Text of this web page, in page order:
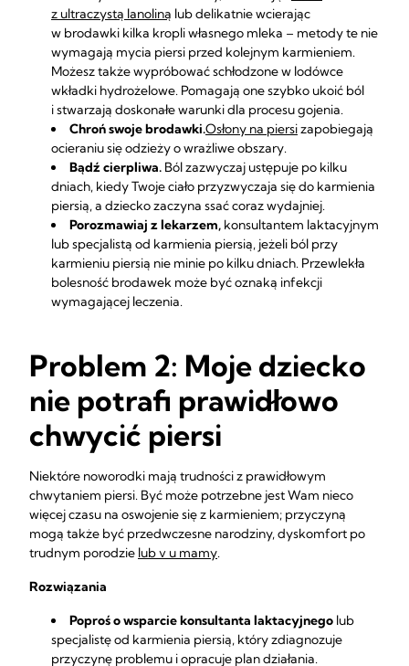
z ultraczystą lanoliną lub delikatnie wcierając
w brodawki kilka kropli własnego mleka – metody te nie
wymagają mycia piersi przed kolejnym karmieniem.
Możesz także wypróbować schłodzone w lodówce
wkładki hydrożelowe. Pomagają one szybko ukoić ból
i stwarzają doskonałe warunki dla procesu gojenia.
Chroń swoje brodawki.Osłony na piersizapobiegają
ocieraniu się odzieży o wrażliwe obszary.
Bądź cierpliwa. Ból zazwyczaj ustępuje po kilku
dniach, kiedy Twoje ciało przyzwyczaja się do karmienia
piersią, a dziecko zaczyna ssać coraz wydajniej.
Porozmawiaj z lekarzem, konsultantem laktacyjnym
lub specjalistą od karmienia piersią, jeżeli ból przy
karmieniu piersią nie minie po kilku dniach. Przewlekła
bolesność brodawek może być oznaką infekcji
wymagającej leczenia.
Problem 2: Moje dziecko
nie potrafi prawidłowo
chwycić piersi
Niektóre noworodki mają trudności z prawidłowym
chwytaniem piersi. Być może potrzebne jest Wam nieco
więcej czasu na oswojenie się z karmieniem; przyczyną
mogą także być przedwczesne narodziny, dyskomfort po
trudnym porodzie lub v u mamy.
Rozwiązania
Poproś o wsparcie konsultanta laktacyjnego lub
specjalistę od karmienia piersią, który zdiagnozuje
przyczynę problemu i opracuje plan działania.